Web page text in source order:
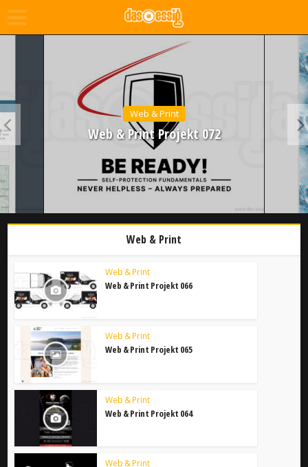
Web & Print
Web & Print Projekt 072
Web & Print
Web & Print
Web & Print Projekt 066
Web & Print
Web & Print Projekt 065
Web & Print
Web & Print Projekt 064
Web & Print